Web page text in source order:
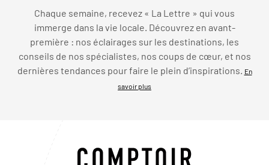
Chaque semaine, recevez « La Lettre » qui vous
immerge dans la vie locale. Découvrez en avant-
première : nos éclairages sur les destinations, les
conseils de nos spécialistes, nos coups de cœur, et nos
dernières tendances pour faire le plein d’inspirations.
En
savoir plus